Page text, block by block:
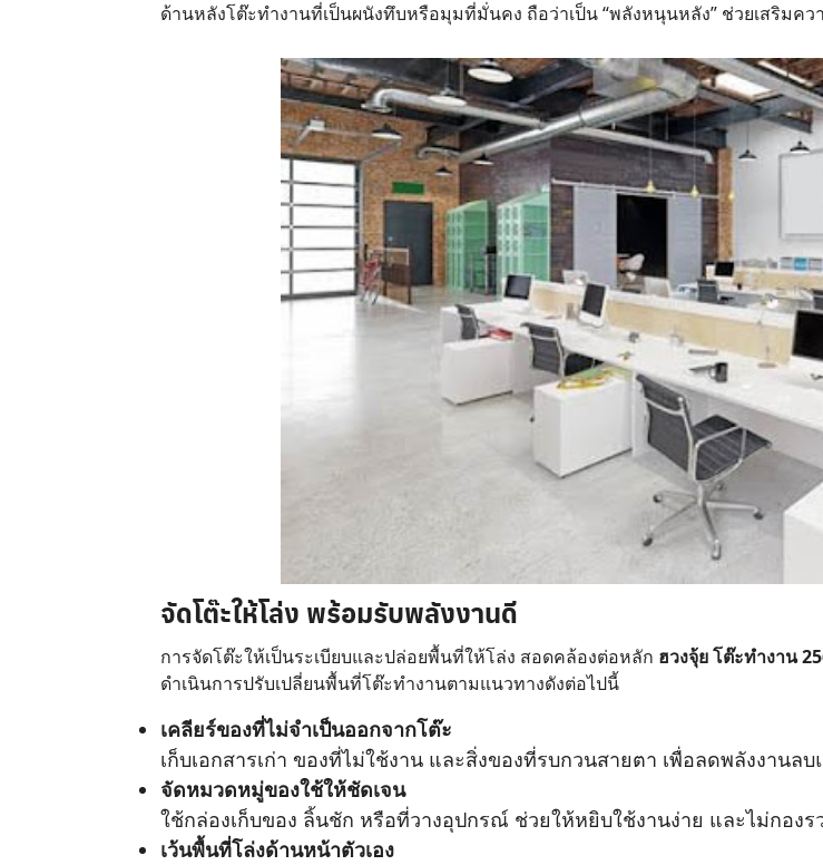
ด้านหลังโต๊ะทำงานที่เป็นผนังทึบหรือมุมที่มั่นคง ถือว่าเป็น “พลังหนุนหลัง” ช่วยเสริมค
จัดโต๊ะให้โล่ง พร้อมรับพลังงานดี
การจัดโต๊ะให้เป็นระเบียบและปล่อยพื้นที่ให้โล่ง สอดคล้องต่อหลัก ฮวงจุ้ย โต๊ะทำงาน
ดำเนินการปรับเปลี่ยนพื้นที่โต๊ะทำงานตามแนวทางดังต่อไปนี้
เคลียร์ของที่ไม่จำเป็นออกจากโต๊ะ
เก็บเอกสารเก่า ของที่ไม่ใช้งาน และสิ่งของที่รบกวนสายตา เพื่อลดพลังงานล
จัดหมวดหมู่ของใช้ให้ชัดเจน
ใช้กล่องเก็บของ ลิ้นชัก หรือที่วางอุปกรณ์ ช่วยให้หยิบใช้งานง่าย และไม่กองร
เว้นพื้นที่โล่งด้านหน้าตัวเอง